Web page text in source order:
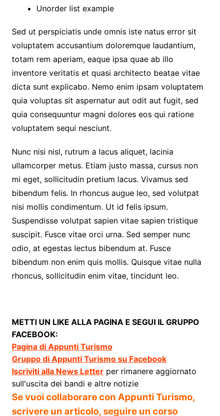
Unorder list example
Sed ut perspiciatis unde omnis iste natus error sit
voluptatem accusantium doloremque laudantium,
totam rem aperiam, eaque ipsa quae ab illo
inventore veritatis et quasi architecto beatae vitae
dicta sunt explicabo. Nemo enim ipsam voluptatem
quia voluptas sit aspernatur aut odit aut fugit, sed
quia consequuntur magni dolores eos qui ratione
voluptatem sequi nesciunt.
Nunc nisi nisl, rutrum a lacus aliquet, lacinia
ullamcorper metus. Etiam justo massa, cursus non
mi eget, sollicitudin pretium lacus. Vivamus sed
bibendum felis. In rhoncus augue leo, sed volutpat
nisi mollis condimentum. Ut id felis ipsum.
Suspendisse volutpat sapien vitae sapien tristique
suscipit. Fusce vitae orci urna. Sed semper nunc
odio, at egestas lectus bibendum at. Fusce
bibendum non enim quis mollis. Quisque vitae nulla
rhoncus, sollicitudin enim vitae, tincidunt leo.
METTI UN LIKE ALLA PAGINA E SEGUI IL GRUPPO
FACEBOOK:
Pagina di Appunti Turismo
Gruppo di Appunti Turismo su Facebook
Iscriviti alla News Letterper rimanere aggiornato
sull'uscita dei bandi e altre notizie
Se vuoi collaborare con Appunti Turismo,
scrivere un articolo, seguire un corso